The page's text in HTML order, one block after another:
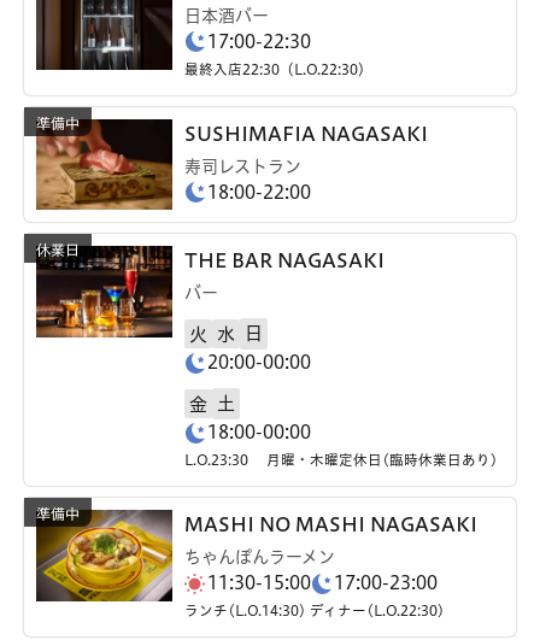
日本酒バー
17:00-22:30
最終入店22:30（L.O.22:30）
SUSHIMAFIA NAGASAKI
寿司レストラン
18:00-22:00
THE BAR NAGASAKI
バー
火 水
日
20:00-00:00
金
土
18:00-00:00
L.O.23:30 月曜・木曜定休日(臨時休業日あり)
MASHI NO MASHI NAGASAKI
ちゃんぽんラーメン
11:30-15:00 17:00-23:00
ランチ(L.O.14:30) ディナー(L.O.22:30)